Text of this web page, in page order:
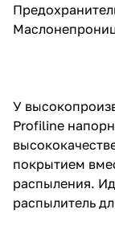
У
Profiline
покрытием
распыления.
распылитель